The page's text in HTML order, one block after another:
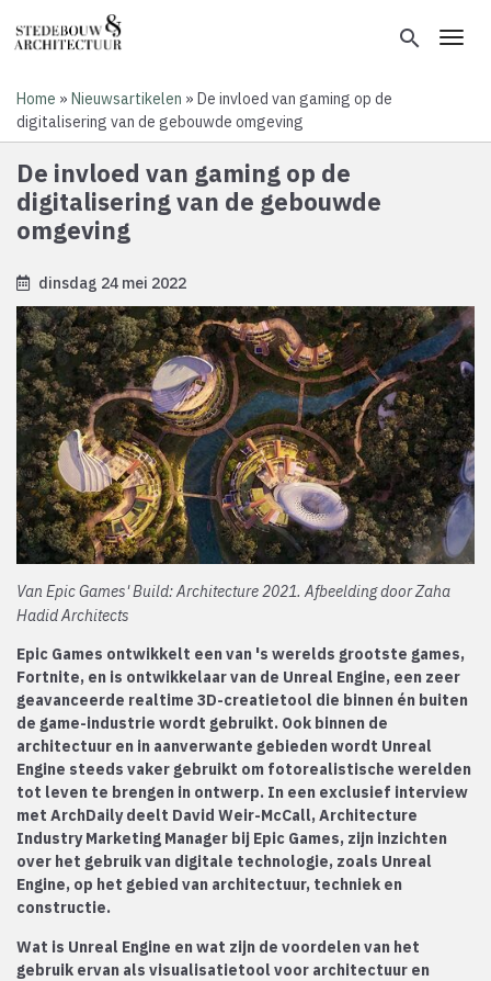
en
naar
inhoud
gaan
search
Kruimelpad
Home Nieuwsartikelen
De invloed van gaming op de
digitalisering van de gebouwde omgeving
De invloed van gaming op de
digitalisering van de gebouwde
omgeving
dinsdag 24 mei 2022
Van Epic Games' Build: Architecture 2021. Afbeelding door Zaha
Hadid Architects
Epic Games ontwikkelt een van 's werelds grootste games,
Fortnite, en is ontwikkelaar van de Unreal Engine, een zeer
geavanceerde realtime 3D-creatietool die binnen én buiten
de game-industrie wordt gebruikt. Ook binnen de
architectuur en in aanverwante gebieden wordt Unreal
Engine steeds vaker gebruikt om fotorealistische werelden
tot leven te brengen in ontwerp. In een exclusief interview
met ArchDaily deelt David Weir-McCall, Architecture
Industry Marketing Manager bij Epic Games, zijn inzichten
over het gebruik van digitale technologie, zoals Unreal
Engine, op het gebied van architectuur, techniek en
constructie.
Wat is Unreal Engine en wat zijn de voordelen van het
gebruik ervan als visualisatietool voor architectuur en